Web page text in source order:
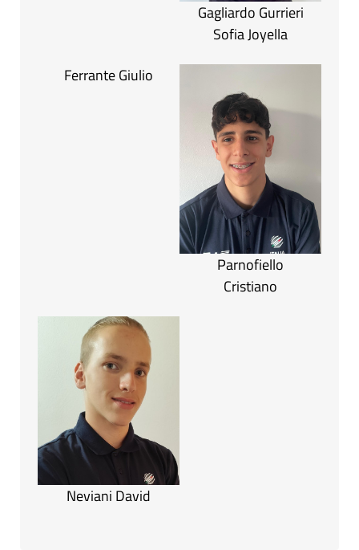
Gagliardo Gurrieri
Sofia Joyella
Ferrante Giulio
Parnofiello
Cristiano
Neviani David